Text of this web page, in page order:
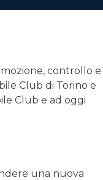
controllo e
Club di Torino e
Club e ad oggi
una nuova